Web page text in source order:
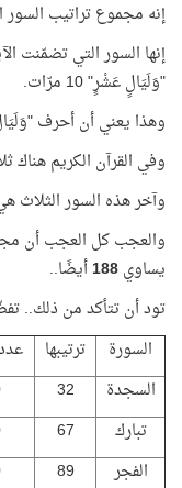
إنه مجموع تراتيب السور
"وَلَيَالٍ عَشْرٍ" 10 مرّات.
وهذا يعني أن أحرف "وَلَيَالٍ
وفي القرآن الكريم هناك
وآخر هذه السور الثلاث
والعجب كل العجب أن
يساوي188أيضًا..
تود أن تتأكد من ذلك..
السورة
ترتيبها
السجدة
32
تبارك
67
الفجر
89